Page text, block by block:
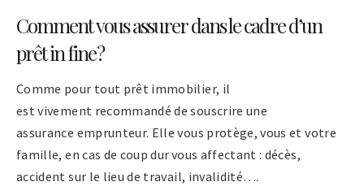
Comment vous assurer dans le cadre d’un
prêt in fine ?
Comme pour tout prêt immobilier, il
est vivement recommandé de souscrire une
assurance emprunteur. Elle vous protège, vous et votre
famille, en cas de coup dur vous affectant : décès,
accident sur le lieu de travail, invalidité….